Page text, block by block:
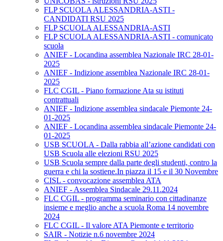
FLP SCUOLA ALESSANDRIA-ASTI -
CANDIDATI RSU 2025
FLP SCUOLA ALESSANDRIA-ASTI
FLP SCUOLA ALESSANDRIA-ASTI - comunicato
scuola
ANIEF - Locandina assemblea Nazionale IRC 28-01-
2025
ANIEF - Indizione assemblea Nazionale IRC 28-01-
2025
FLC CGIL - Piano formazione Ata su istituti
contrattuali
ANIEF - Indizione assemblea sindacale Piemonte 24-
01-2025
ANIEF - Locandina assemblea sindacale Piemonte 24-
01-2025
USB SCUOLA - Dalla rabbia all’azione candidati con
USB Scuola alle elezioni RSU 2025
USB Scuola sempre dalla parte degli studenti, contro la
guerra e chi la sostiene.In piazza il 15 e il 30 Novembre
CISL - convocazione assemblea ATA
ANIEF - Assemblea Sindacale 29.11.2024
FLC CGIL - programma seminario con cittadinanze
insieme e meglio anche a scuola Roma 14 novembre
2024
FLC CGIL - Il valore ATA Piemonte e territorio
SAIR - Notizie n.6 novembre 2024